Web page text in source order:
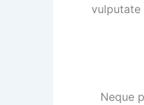
vulputate
Neque